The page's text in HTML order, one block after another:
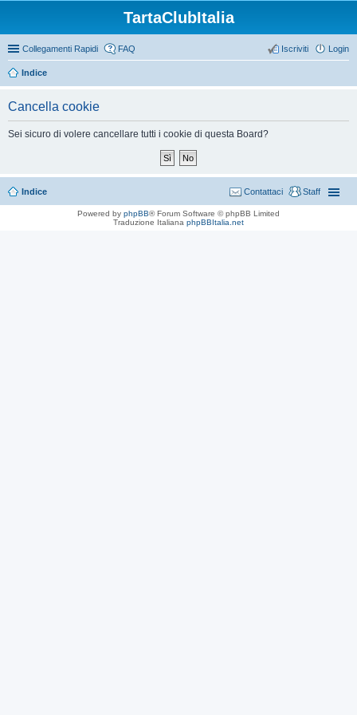
TartaClubItalia
Collegamenti Rapidi FAQ Login
Iscriviti
Indice
Cancella cookie
Sei sicuro di volere cancellare tutti i cookie di questa Board?
Indice Staff
Contattaci
Powered by phpBB® Forum Software © phpBB Limited
Traduzione Italiana phpBBItalia.net